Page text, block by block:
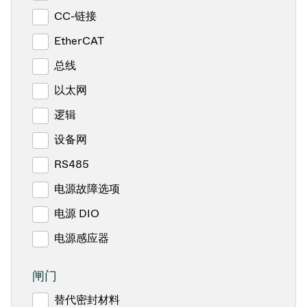
CC-链接
EtherCAT
总线
以太网
逻辑
设备网
RS485
电源故障选项
电源 DIO
电源感应器
闸门
替代密封材料